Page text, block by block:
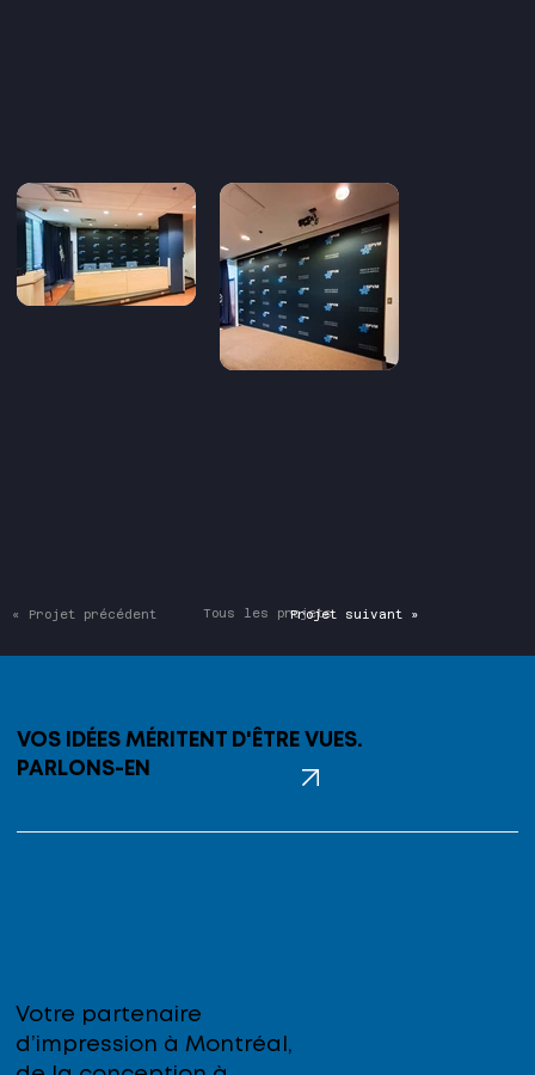
« Projet précédent Tous les projetsProjet suivant »
Votre partenaire
d’impression à Montréal,
VOS IDÉES MÉRITENT D'ÊTRE VUES.
PARLONS-EN